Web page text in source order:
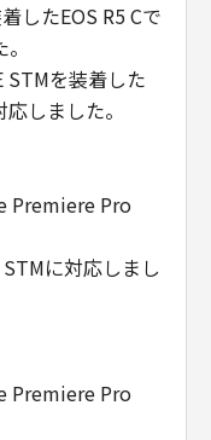
したEOS R5 Cで
STMを装着した
しました。
Premiere Pro
に対応しまし
Premiere Pro